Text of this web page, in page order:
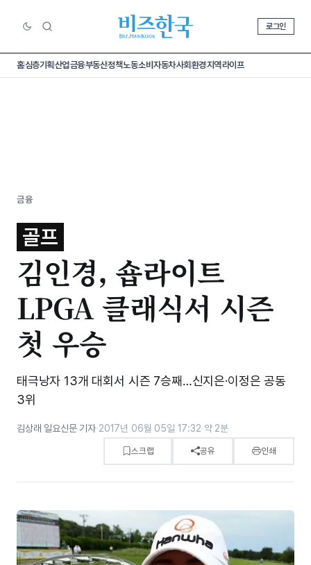
로그인
홈심층기획산업금융부동산정책노동소비 자동차사회환경지역라이프
금융
골프
김인경, 숍라이트
LPGA 클래식서 시즌
첫 우승
태극낭자 13개 대회서 시즌 7승째…신지은·이정은 공동
3위
김상래 일요신문 기자·2017년 06월 05일 17:32·약 2분
스크랩 공유 인쇄